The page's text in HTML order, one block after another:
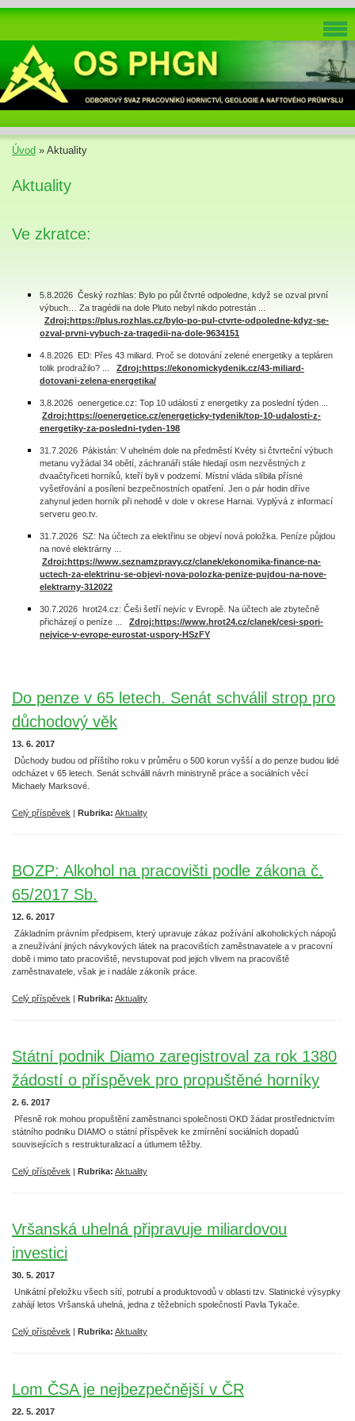
Úvod » Aktuality
Aktuality
Ve zkratce:
5.8.2026 Český rozhlas: Bylo po půl čtvrté odpoledne, když se ozval první
výbuch… Za tragédii na dole Pluto nebyl nikdo potrestán ...
Zdroj:https://plus.rozhlas.cz/bylo-po-pul-ctvrte-odpoledne-kdyz-se-
ozval-prvni-vybuch-za-tragedii-na-dole-9634151
4.8.2026 ED: Přes 43 miliard. Proč se dotování zelené energetiky a tepláren
tolik prodražilo? ... Zdroj:https://ekonomickydenik.cz/43-miliard-
dotovani-zelena-energetika/
3.8.2026 oenergetice.cz: Top 10 událostí z energetiky za poslední týden ...
Zdroj:https://oenergetice.cz/energeticky-tydenik/top-10-udalosti-z-
energetiky-za-posledni-tyden-198
31.7.2026 Pákistán: V uhelném dole na předměstí Kvéty si čtvrteční výbuch
metanu vyžádal 34 obětí, záchranáři stále hledají osm nezvěstných z
dvaačtyřiceti horníků, kteří byli v podzemí. Místní vláda slíbila přísné
vyšetřování a posílení bezpečnostních opatření. Jen o pár hodin dříve
zahynul jeden horník při nehodě v dole v okrese Harnai. Vyplývá z informací
serveru geo.tv.
31.7.2026 SZ: Na účtech za elektřinu se objeví nová položka. Peníze půjdou
na nové elektrárny ...
Zdroj:https://www.seznamzpravy.cz/clanek/ekonomika-finance-na-
uctech-za-elektrinu-se-objevi-nova-polozka-penize-pujdou-na-nove-
elektrarny-312022
30.7.2026 hrot24.cz: Češi šetří nejvíc v Evropě. Na účtech ale zbytečně
přicházejí o peníze ... Zdroj:https://www.hrot24.cz/clanek/cesi-spori-
nejvice-v-evrope-eurostat-uspory-HSzFY
Do penze v 65 letech. Senát schválil strop pro
důchodový věk
13. 6. 2017
Důchody budou od příštího roku v průměru o 500 korun vyšší a do penze budou lidé
odcházet v 65 letech. Senát schválil návrh ministryně práce a sociálních věcí
Michaely Marksové.
Celý příspěvek | Rubrika: Aktuality
BOZP: Alkohol na pracovišti podle zákona č.
65/2017 Sb.
12. 6. 2017
Základním právním předpisem, který upravuje zákaz požívání alkoholických nápojů
a zneužívání jiných návykových látek na pracovištích zaměstnavatele a v pracovní
době i mimo tato pracoviště, nevstupovat pod jejich vlivem na pracoviště
zaměstnavatele, však je i nadále zákoník práce.
Celý příspěvek | Rubrika: Aktuality
Státní podnik Diamo zaregistroval za rok 1380
žádostí o příspěvek pro propuštěné horníky
2. 6. 2017
Přesně rok mohou propuštění zaměstnanci společnosti OKD žádat prostřednictvím
státního podniku DIAMO o státní příspěvek ke zmírnění sociálních dopadů
souvisejících s restrukturalizací a útlumem těžby.
Celý příspěvek | Rubrika: Aktuality
Vršanská uhelná připravuje miliardovou
investici
30. 5. 2017
Unikátní přeložku všech sítí, potrubí a produktovodů v oblasti tzv. Slatinické výsypky
zahájí letos Vršanská uhelná, jedna z těžebních společností Pavla Tykače.
Celý příspěvek | Rubrika: Aktuality
Lom ČSA je nejbezpečnější v ČR
22. 5. 2017